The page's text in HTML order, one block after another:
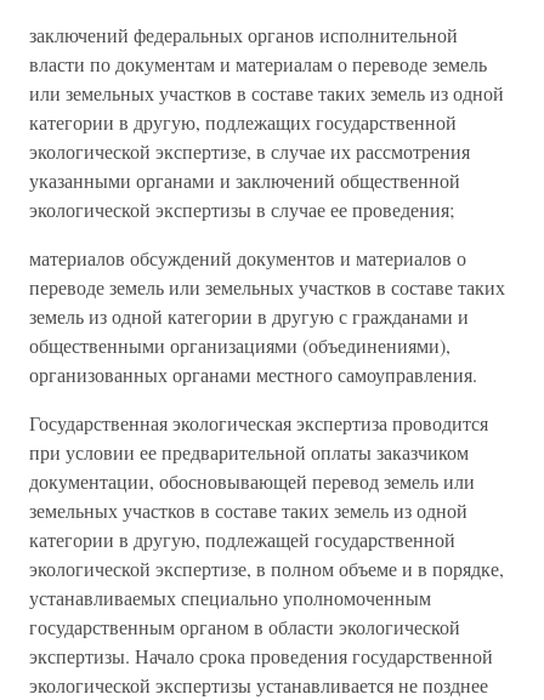
заключений федеральных органов исполнительной
власти по документам и материалам о переводе земель
или земельных участков в составе таких земель из одной
категории в другую, подлежащих государственной
экологической экспертизе, в случае их рассмотрения
указанными органами и заключений общественной
экологической экспертизы в случае ее проведения;
материалов обсуждений документов и материалов о
переводе земель или земельных участков в составе таких
земель из одной категории в другую с гражданами и
общественными организациями (объединениями),
организованных органами местного самоуправления.
Государственная экологическая экспертиза проводится
при условии ее предварительной оплаты заказчиком
документации, обосновывающей перевод земель или
земельных участков в составе таких земель из одной
категории в другую, подлежащей государственной
экологической экспертизе, в полном объеме и в порядке,
устанавливаемых специально уполномоченным
государственным органом в области экологической
экспертизы. Начало срока проведения государственной
экологической экспертизы устанавливается не позднее